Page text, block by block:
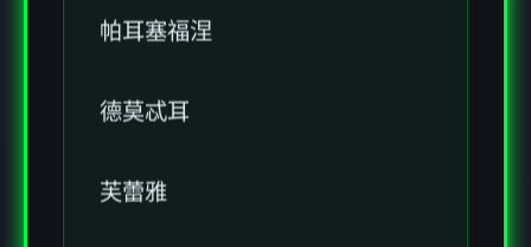
帕耳塞福涅
德莫忒耳
芙蕾雅